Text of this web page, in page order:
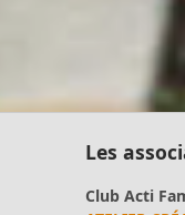
Les
Club Acti